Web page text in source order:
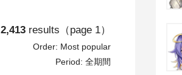
2,413results （page 1）
Order: Most popular
Period: 全期間